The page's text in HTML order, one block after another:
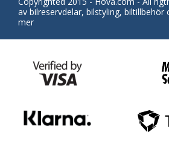
av bilreservdelar, bilstyling,
mer